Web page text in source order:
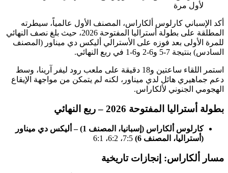
مرة
كارلوس ألكاراس، المصنف الأول عالمياً، سيطرته
المطلقة على بطولة أستراليا المفتوحة 2026، حيث بلغ نصف النهائي
بعد فوزه على الأسترالي أليكس دي ميناور (المصنف
2 و6-1 في ربع النهائي.
استمر اللقاء ساعتين و18 دقيقة على ملعب رود ليفر آرينا، وسط
هائل لدي ميناور، لكنه لم يتمكن من مواجهة الإيقاع
الجنوني لألكاراس.
المفتوحة 2026 – ربع النهائي
كارلوس ألكاراس (إسبانيا، المصنف 1) – أليكس دي ميناور
المصنف 6)
7:5، 6:2، 6:1
إنجازات تاريخية